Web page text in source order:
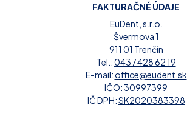
FAKTURAČNÉ ÚDAJE
EuDent, s.r.o.
Švermova 1
911 01 Trenčín
Tel.:043 / 428 62 19
E-mail:office@eudent.sk
IČO: 30997399
IČ DPH:SK2020383398